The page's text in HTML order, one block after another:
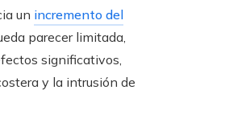
un incremento del
parecer limitada,
significativos,
y la intrusión de